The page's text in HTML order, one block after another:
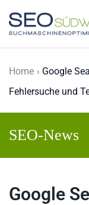
Skip to
Home
Google
Fehlersuche und
SEO-News
Google